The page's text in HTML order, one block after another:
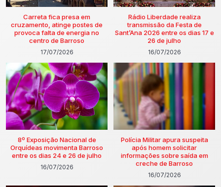
Carreta fica presa em
cruzamento, atinge postes de
provoca falta de energia no
centro de Barroso
17/07/2026
Rádio Liberdade realiza
transmissão da Festa de
Sant’Ana 2026 entre os dias 17 e
26 de julho
16/07/2026
8º Exposição Nacional de
Orquídeas movimenta Barroso
entre os dias 24 e 26 de julho
16/07/2026
Polícia Militar apura suspeita
após homem solicitar
informações sobre saída em
creche de Barroso
16/07/2026